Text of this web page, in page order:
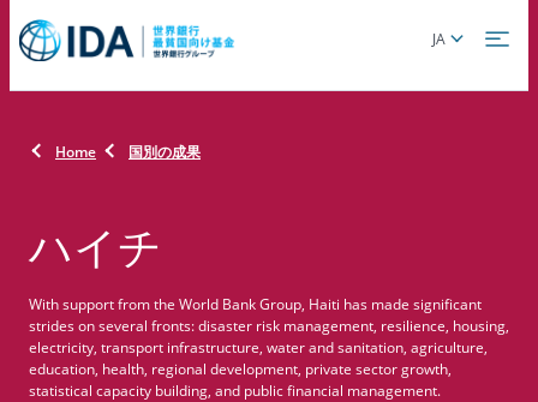
Skip
Global
toggler
JA
Home 国別の成果
ハイチ
With support from the World Bank Group, Haiti has made significant
strides on several fronts: disaster risk management, resilience, housing,
electricity, transport infrastructure, water and sanitation, agriculture,
education, health, regional development, private sector growth,
statistical capacity building, and public financial management.